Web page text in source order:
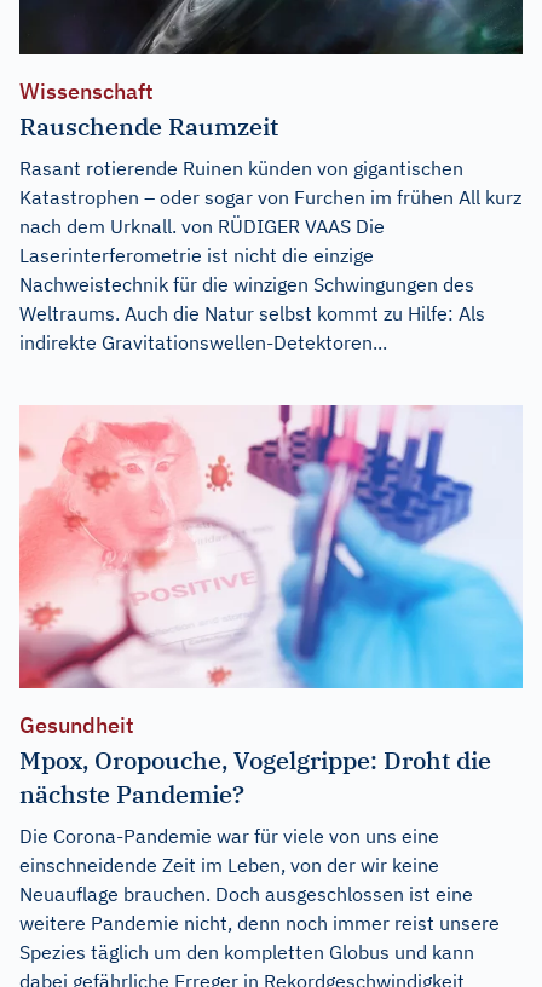
Wissenschaft
Rauschende Raumzeit
Rasant rotierende Ruinen künden von gigantischen
Katastrophen – oder sogar von Furchen im frühen All kurz
nach dem Urknall. von RÜDIGER VAAS Die
Laserinterferometrie ist nicht die einzige
Nachweistechnik für die winzigen Schwingungen des
Weltraums. Auch die Natur selbst kommt zu Hilfe: Als
indirekte Gravitationswellen-Detektoren...
Gesundheit
Mpox, Oropouche, Vogelgrippe: Droht die
nächste Pandemie?
Die Corona-Pandemie war für viele von uns eine
einschneidende Zeit im Leben, von der wir keine
Neuauflage brauchen. Doch ausgeschlossen ist eine
weitere Pandemie nicht, denn noch immer reist unsere
Spezies täglich um den kompletten Globus und kann
dabei gefährliche Erreger in Rekordgeschwindigkeit